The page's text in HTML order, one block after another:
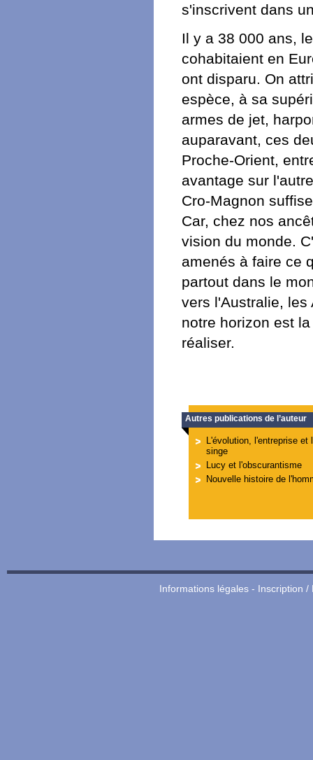
s'inscrivent dans
Il y a 38 000 ans,
cohabitaient en
ont disparu. On
espèce, à sa
armes de jet,
auparavant, ces
Proche-Orient,
avantage sur
Cro-Magnon
Car, chez nos
vision du monde.
amenés à faire ce
partout dans le
vers l'Australie, les
notre horizon est
réaliser.
Autres publications de l’auteur
L'évolution, l'entreprise et
singe
Lucy et l'obscurantisme
Nouvelle histoire de
Informations légales- Inscription /